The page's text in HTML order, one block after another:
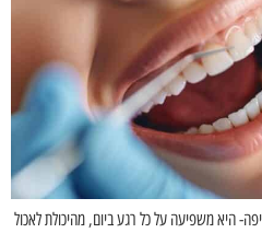
היא משפיעה על כל רגע ביום, מהיכולת לאכול